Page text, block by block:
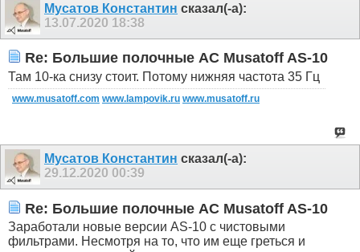
Мусатов Константин сказал(-а):
13.07.2020 18:38
Re: Большие полочные АС Musatoff AS-10
Там 10-ка снизу стоит. Потому нижняя частота 35 Гц
www.musatoff.com www.lampovik.ru www.musatoff.ru
Мусатов Константин сказал(-а):
29.12.2020 00:39
Re: Большие полочные АС Musatoff AS-10
Заработали новые версии AS-10 с чистовыми
фильтрами. Несмотря на то, что им еще греться и